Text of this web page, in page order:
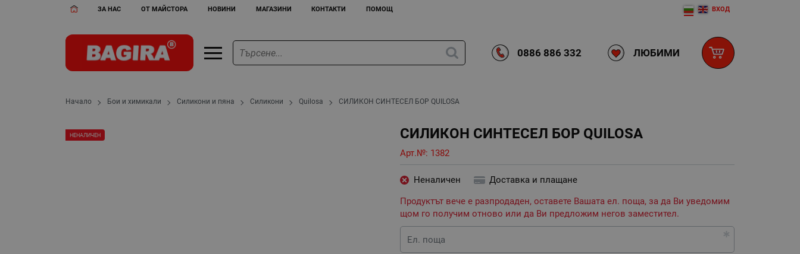
ЗА НАС ОТ МАЙСТОРА НОВИНИ МАГАЗИНИ КОНТАКТИ ПОМОЩ ВХОД
0886 886 332 ЛЮБИМИ
Начало Бои и химикали Силикони и пяна Силикони Quilosa СИЛИКОН СИНТЕСЕЛ БОР QUILOSA
СИЛИКОН СИНТЕСЕЛ БОР QUILOSA
Арт.№: 1382
НЕНАЛИЧЕН
Неналичен
Доставка и плащане
Продуктът вече е разпродаден, оставете Вашата ел. поща, за да Ви уведомим
щом го получим отново или да Ви предложим негов заместител.
Ел. поща